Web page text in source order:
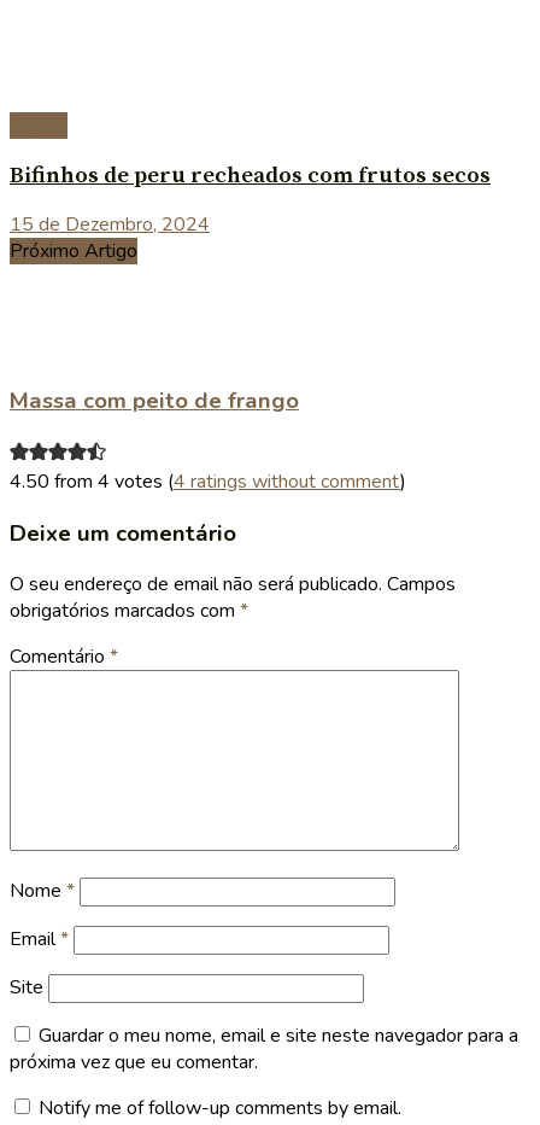
Bifinhos de peru recheados com frutos secos
15 de Dezembro, 2024
Próximo Artigo
Massa com peito de frango
4.50 from 4 votes (4 ratings without comment)
Deixe um comentário
O seu endereço de email não será publicado. Campos
obrigatórios marcados com *
Comentário *
Nome *
Email*
Site
Guardar o meu nome, email e site neste navegador para a
próxima vez que eu comentar.
Notify me of follow-up comments by email.